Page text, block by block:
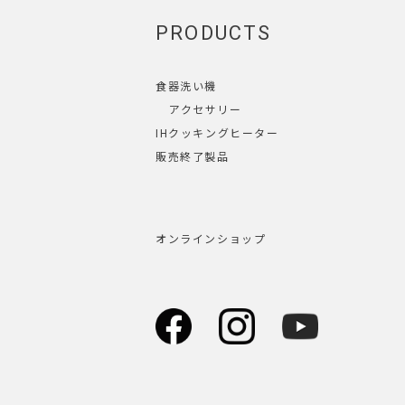
PRODUCTS
食器洗い機
アクセサリー
IHクッキングヒーター
販売終了製品
オンラインショップ